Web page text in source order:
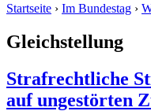
Startseite › Im Bundestag ›
Gleichstellung
Strafrechtliche
auf ungestörten